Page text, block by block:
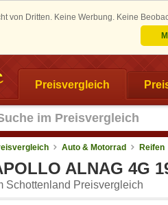
von Dritten. Keine Werbung. Keine
Preisvergleich
Auto & Motorrad Reifen
ALNAG 4G
Schottenland Preisvergleich